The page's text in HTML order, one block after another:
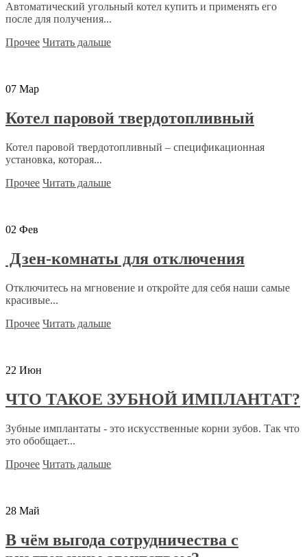
Автоматический угольный котел купить и применять его
после для получения...
Прочее Читать дальше
07 Мар
Котел паровой твердотопливный
Котел паровой твердотопливный – спецификационная
установка, которая...
Прочее Читать дальше
02 Фев
Дзен-комнаты для отключения
Отключитесь на мгновение и откройте для себя наши самые
красивые...
Прочее Читать дальше
22 Июн
ЧТО ТАКОЕ ЗУБНОЙ ИМПЛАНТАТ?
Зубные имплантаты - это искусственные корни зубов. Так что
это обобщает...
Прочее Читать дальше
28 Май
В чём выгода сотрудничества с